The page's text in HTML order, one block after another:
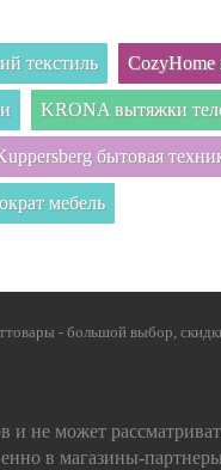
текстиль CozyHome
KRONA вытяжки
бытовая
мебель
- большой выбор,
не может
в магазины-